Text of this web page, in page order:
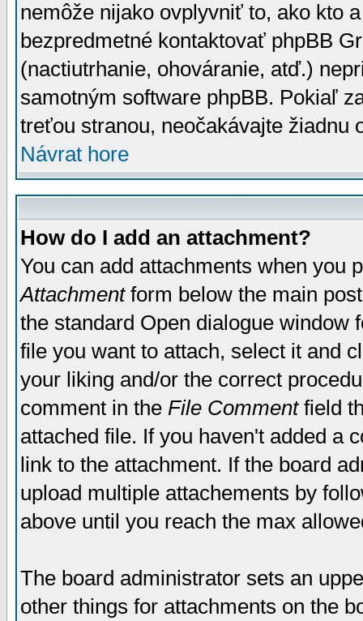
nemôže nijako ovplyvniť to, ako kto
bezpredmetné kontaktovať phpBB
(nactiutrhanie, ohováranie, atď.)
samotným software phpBB. Pokiaľ
treťou stranou, neočakávajte žiadnu
Návrat hore
How do I add an attachment?
You can add attachments when you
Attachmentform below the main
the standard Open dialogue window
file you want to attach, select it and
your liking and/or the correct
comment in the File Commentfield
attached file. If you haven't added a
link to the attachment. If the board
upload multiple attachements by
above until you reach the max
The board administrator sets an
other things for attachments on the